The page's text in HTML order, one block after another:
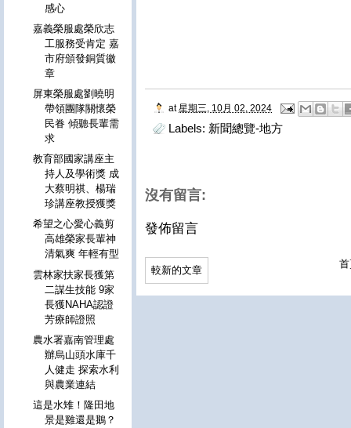
at 星期三, 10月 02, 2024
Labels: 新聞總覽-地方
沒有留言:
發佈留言
較新的文章
感心
嘉義榮服處榮欣志
工服務受肯定 嘉
市府頒發銅質徽
章
屏東榮服處劉曉明
帶領團隊關懷榮
民眷 傾聽長輩需
求
教育部國家講座主
持人及學術獎 成
大蔡明祺、楊瑞
珍講座教授獲獎
希望之心愛心義剪
高雄榮家長輩神
清氣爽 年輕有型
雲林家扶家長獲第
二謀生技能 9家
長獲NAHA認證
芳療師證照
農水署嘉南管理處
辦烏山頭水庫千
人健走 探索水利
與農業連結
這是水雉！隆田地
景是雞還是鵝？